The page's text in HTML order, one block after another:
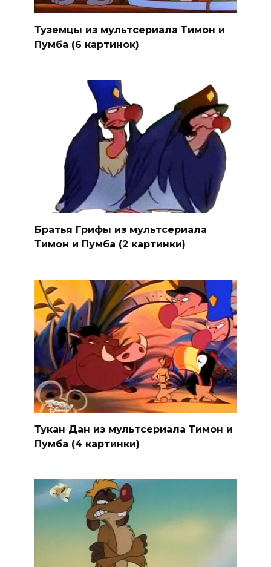
Туземцы из мультсериала Тимон и
Пумба (6 картинок)
Братья Грифы из мультсериала
Тимон и Пумба (2 картинки)
Тукан Дан из мультсериала Тимон и
Пумба (4 картинки)